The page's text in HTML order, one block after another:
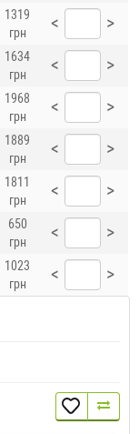
1319
грн
< >
1634
грн
< >
1968
грн
< >
1889
грн
< >
1811
грн
< >
650
грн
< >
1023
грн
< >